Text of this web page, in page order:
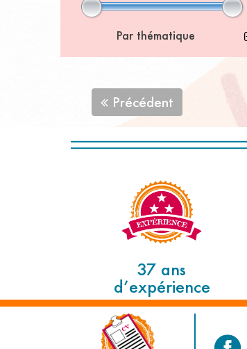
Par thématique
Précédent
37 ans
d’expérience